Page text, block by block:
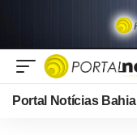
Portal Notícias Bahia